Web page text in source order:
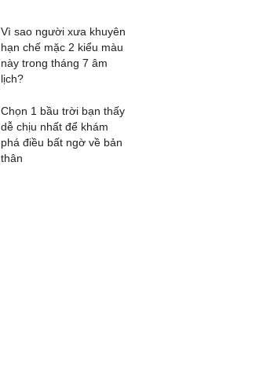
Vì sao người xưa khuyên
hạn chế mặc 2 kiểu màu
này trong tháng 7 âm
lịch?
Chọn 1 bầu trời bạn thấy
dễ chịu nhất để khám
phá điều bất ngờ về bản
thân